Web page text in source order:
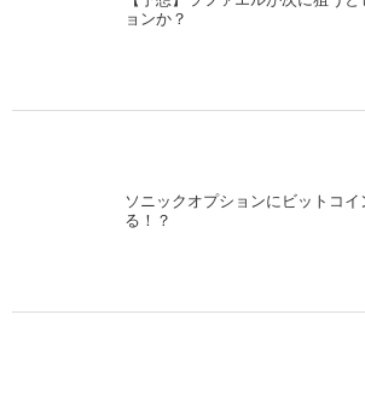
ョンか？
ソニックオプションにビットコ
る！？